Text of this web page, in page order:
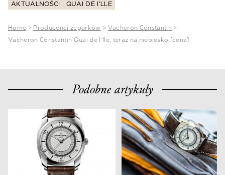
AKTUALNOŚCI QUAI DE I'LLE
Home > Producenci zegarków > Vacheron Constantin >
Vacheron Constantin Quai de l’Ile, teraz na niebiesko [cena]
Podobne artykuły